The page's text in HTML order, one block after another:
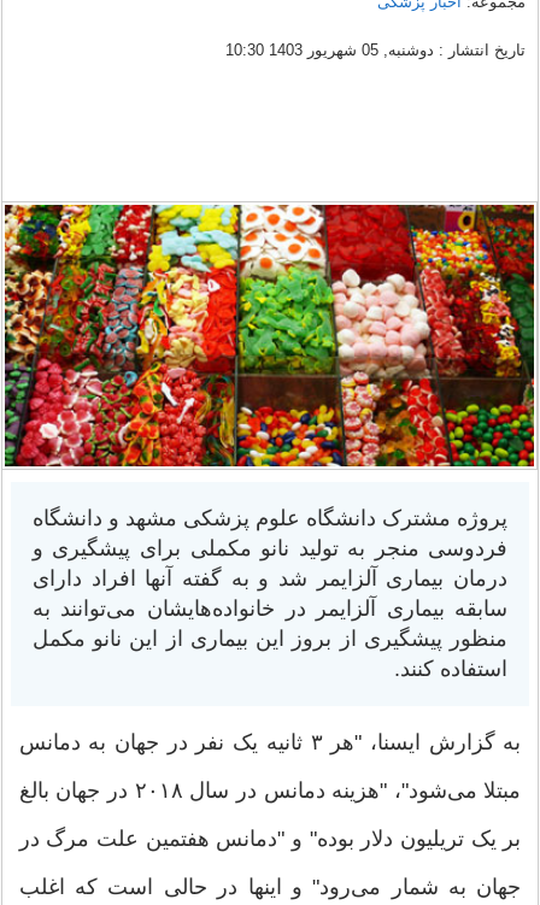
تاریخ انتشار : دوشنبه, 05 شهریور 1403 10:30
پروژه مشترک دانشگاه علوم پزشکی مشهد و دانشگاه
فردوسی منجر به تولید نانو مکملی برای پیشگیری و
درمان بیماری آلزایمر شد و به گفته آنها افراد دارای
سابقه بیماری آلزایمر در خانواده‌هایشان می‌توانند به
منظور پیشگیری از بروز این بیماری از این نانو مکمل
استفاده کنند.
به گزارش ایسنا، "هر ۳ ثانیه یک نفر در جهان به دمانس
مبتلا می‌شود"، "هزینه دمانس در سال ۲۰۱۸ در جهان بالغ
بر یک تریلیون دلار بوده" و "دمانس هفتمین علت مرگ در
جهان به شمار می‌رود" و اینها در حالی است که اغلب